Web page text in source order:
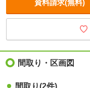
資料請求(無料)
間取り・区画図
間取り(2件)